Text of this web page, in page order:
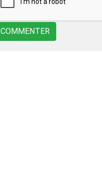
COMMENTER